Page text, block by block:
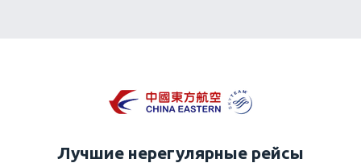
Лучшие нерегулярные рейсы